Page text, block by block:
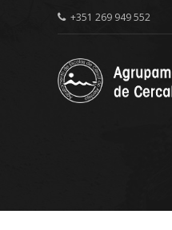
+351 269 949 552